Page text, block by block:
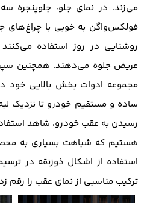
می‌زند. در نمای جلو، جلوپنجره
فولکس‌واگن به خوبی با چراغ‌های
روشنایی در روز استفاده
عریض‌ جلوه می‌دهند. همچنین
مجموعه ادوات بخش بالایی خود
ساده و مستقیم خودرو تا نزدیک
رسیدن به عقب خودرو، شاهد
هستیم که شباهت بسیاری به
استفاده از اشکال ذوزنقه در
ترکیب مناسبی از نمای عقب را رقم‌